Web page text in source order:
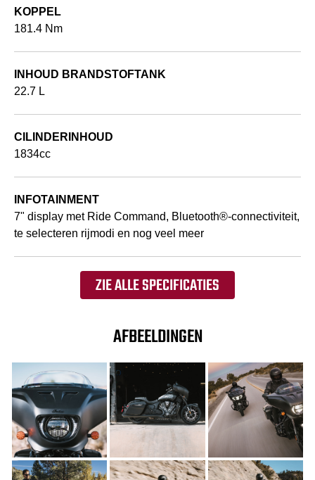
KOPPEL
181.4 Nm
INHOUD BRANDSTOFTANK
22.7 L
CILINDERINHOUD
1834cc
INFOTAINMENT
7" display met Ride Command, Bluetooth®-connectiviteit,
te selecteren rijmodi en nog veel meer
ZIE ALLE SPECIFICATIES
AFBEELDINGEN